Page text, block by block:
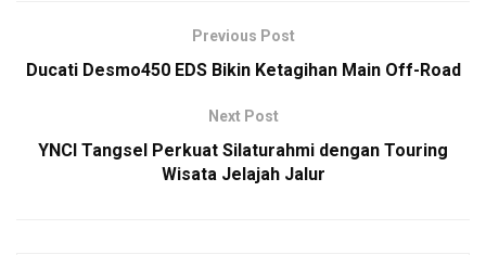
Previous Post
Ducati Desmo450 EDS Bikin Ketagihan Main Off-Road
Next Post
YNCI Tangsel Perkuat Silaturahmi dengan Touring
Wisata Jelajah Jalur